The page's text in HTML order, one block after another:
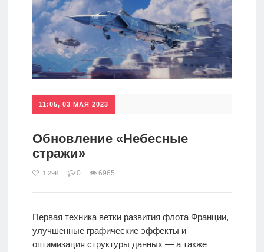
11:05, 03 МАЯ 2023
Обновление «Небесные
стражи»
1.29K 0 6965
Первая техника ветки развития флота Франции,
улучшенные графические эффекты и
оптимизация структуры данных — а также